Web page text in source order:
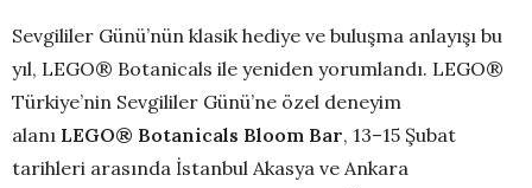
Sevgililer Günü’nün klasik hediye ve buluşma anlayışı bu
yıl, LEGO® Botanicals ile yeniden yorumlandı. LEGO®
Türkiye’nin Sevgililer Günü’ne özel deneyim
alanı LEGO® Botanicals Bloom Bar, 13–15 Şubat
tarihleri arasında İstanbul Akasya ve Ankara